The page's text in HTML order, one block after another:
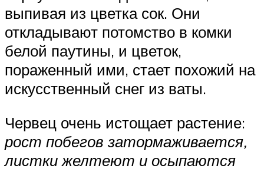
выпивая из цветка сок. Они
откладывают потомство в комки
белой паутины, и цветок,
пораженный ими, стает похожий на
искусственный снег из ваты.
Червец очень истощает растение:
рост побегов затормаживается,
листки желтеют и осыпаются